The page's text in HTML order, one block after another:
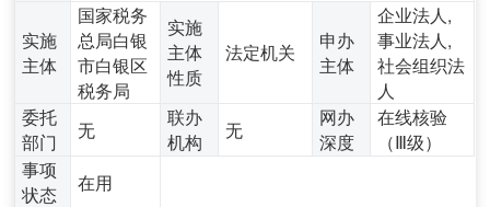
实施
主体
国家税务
总局白银
市白银区
税务局
实施
主体
性质
法定机关
申办
主体
企业法人,
事业法人,
社会组织法
人
委托
部门
无
联办
机构
无
网办
深度
在线核验
（Ⅲ级）
事项
状态
在用